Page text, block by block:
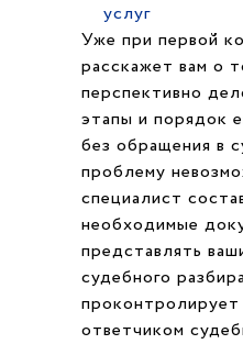
услуг
Уже при первой
расскажет вам о
перспективно
этапы и порядок
без обращения в
проблему
специалист
необходимые
представлять
судебного
ответчиком